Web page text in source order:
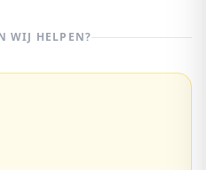
WIJ HELPEN?